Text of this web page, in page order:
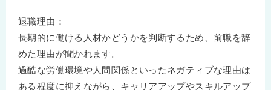
退職理由：
長期的に働ける人材かどうかを判断するため、前職を辞
めた理由が聞かれます。
過酷な労働環境や人間関係といったネガティブな理由は
ある程度に抑えながら、キャリアアップやスキルアップ